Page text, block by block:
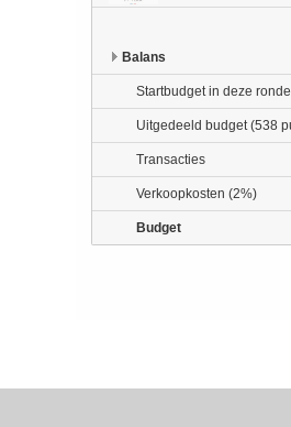
Balans
Startbudget in deze ronde
Uitgedeeld budget (538
Transacties
Verkoopkosten (2%)
Budget